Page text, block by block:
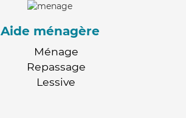
Aide ménagère
Ménage
Repassage
Lessive